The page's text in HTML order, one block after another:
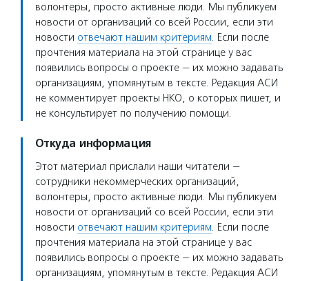
волонтеры, просто активные люди. Мы публикуем
новости от организаций со всей России, если эти
новости отвечают нашим критериям. Если после
прочтения материала на этой странице у вас
появились вопросы о проекте — их можно задавать
организациям, упомянутым в тексте. Редакция АСИ
не комментирует проекты НКО, о которых пишет, и
не консультирует по получению помощи.
Откуда информация
Этот материал прислали наши читатели —
сотрудники некоммерческих организаций,
волонтеры, просто активные люди. Мы публикуем
новости от организаций со всей России, если эти
новости отвечают нашим критериям. Если после
прочтения материала на этой странице у вас
появились вопросы о проекте — их можно задавать
организациям, упомянутым в тексте. Редакция АСИ